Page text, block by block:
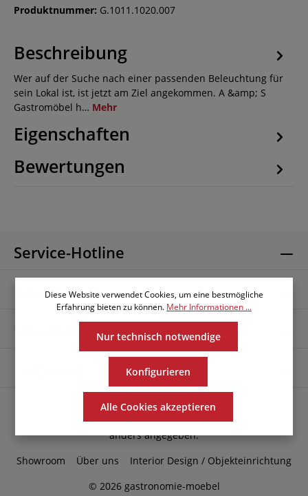
Produktnummer: G.1011.1020.007
Beschreibung
Wer auf der Suche nach einer passenden Beleuchtung für
sein Lokal ist, ist jetzt am Ziel angekommen. A &amp; S
Gastromöbel h… Mehr
Eigenschaften
Bewertungen
Service-Hotline
Informationen
Unternehmen
* Alle Preise exkl. gesetzl. Mehrwertsteuer zzgl.
Versandkostenund ggf. Nachnahmegebühren, wenn nicht
anders angegeben.
© 2026 gastronomie-moebel
Showroom Über uns Interior Design / Objekteinrichtung
Diese Website verwendet Cookies, um eine bestmögliche
Erfahrung bieten zu können. Mehr Informationen ...
Nur technisch notwendige
Konfigurieren
Alle Cookies akzeptieren